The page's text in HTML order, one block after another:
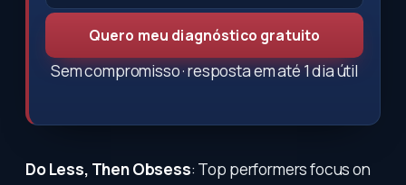
Quero meu diagnóstico gratuito
Sem compromisso · resposta em até 1 dia útil
Do Less, Then Obsess: Top performers focus on